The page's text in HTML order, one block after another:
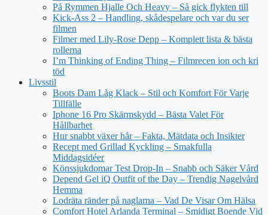
På Rymmen Hjalle Och Heavy – Så gick flykten till
Kick-Ass 2 – Handling, skådespelare och var du ser
filmen
Filmer med Lily-Rose Depp – Komplett lista & bästa
rollerna
I’m Thinking of Ending Thing – Filmrecen ion och kri
töd
Livsstil
Boots Dam Låg Klack – Stil och Komfort För Varje
Tillfälle
Iphone 16 Pro Skärmskydd – Bästa Valet För
Hållbarhet
Hur snabbt växer hår – Fakta, Mätdata och Insikter
Recept med Grillad Kyckling – Smakfulla
Middagsidéer
Könssjukdomar Test Drop-In – Snabb och Säker Vård
Depend Gel iQ Outfit of the Day – Trendig Nagelvård
Hemma
Lodräta ränder på naglarna – Vad De Visar Om Hälsa
Comfort Hotel Arlanda Terminal – Smidigt Boende Vid